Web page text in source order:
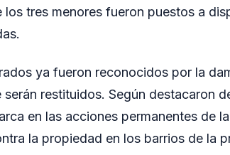
los tres menores fueron puestos a
ya fueron reconocidos por la
serán restituidos. Según destacaron
en las acciones permanentes de
la propiedad en los barrios de la